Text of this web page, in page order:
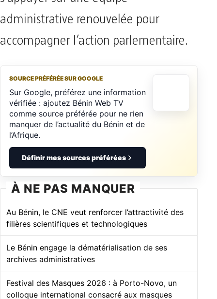
administrative renouvelée pour
accompagner l’action parlementaire.
SOURCE PRÉFÉRÉE SUR GOOGLE
Sur Google, préférez une information
vérifiée : ajoutez Bénin Web TV
comme source préférée pour ne rien
manquer de l’actualité du Bénin et de
l’Afrique.
Définir mes sources préférées
À NE PAS MANQUER
Au Bénin, le CNE veut renforcer l’attractivité des
filières scientifiques et technologiques
Le Bénin engage la dématérialisation de ses
archives administratives
Festival des Masques 2026 : à Porto-Novo, un
colloque international consacré aux masques